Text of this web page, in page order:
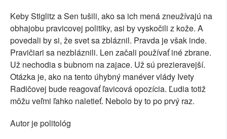
Keby Stiglitz a Sen tušili, ako sa ich mená zneužívajú na
obhajobu pravicovej politiky, asi by vyskočili z kože. A
povedali by si, že svet sa zbláznil. Pravda je však inde.
Pravičiari sa nezbláznili. Len začali používať iné zbrane.
Už nechodia s bubnom na zajace. Už sú prezieravejší.
Otázka je, ako na tento úhybný manéver vlády Ivety
Radičovej bude reagovať ľavicová opozícia. Ľudia totiž
môžu veľmi ľahko naletieť. Nebolo by to po prvý raz.
Autor je politológ